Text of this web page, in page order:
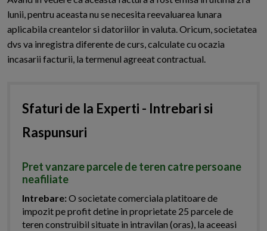
lunii, pentru aceasta nu se necesita reevaluarea lunara
aplicabila creantelor si datoriilor in valuta. Oricum, societatea
dvs va inregistra diferente de curs, calculate cu ocazia
incasarii facturii, la termenul agreeat contractual.
Sfaturi de la Experti - Intrebari si
Raspunsuri
Pret vanzare parcele de teren catre persoane
neafiliate
Intrebare:O societate comerciala platitoare de
impozit pe profit detine in proprietate 25 parcele de
teren construibil situate in intravilan (oras), la aceeasi